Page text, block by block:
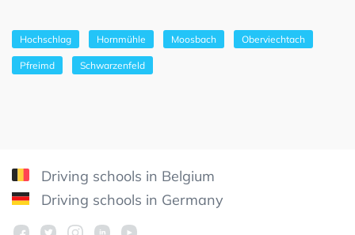
Hochschlag Hornmühle Moosbach Oberviechtach
Pfreimd Schwarzenfeld
Driving schools in Belgium
Driving schools in Germany